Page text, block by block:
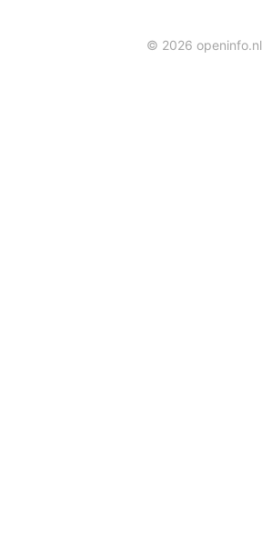
© 2026 openinfo.nl